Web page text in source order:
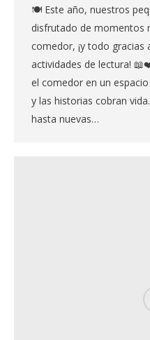
🍽️ Este año, nuestros
disfrutado de momentos
comedor, ¡y todo gracias
actividades de lectura!
el comedor en un
y las historias cobran
hasta nuevas…